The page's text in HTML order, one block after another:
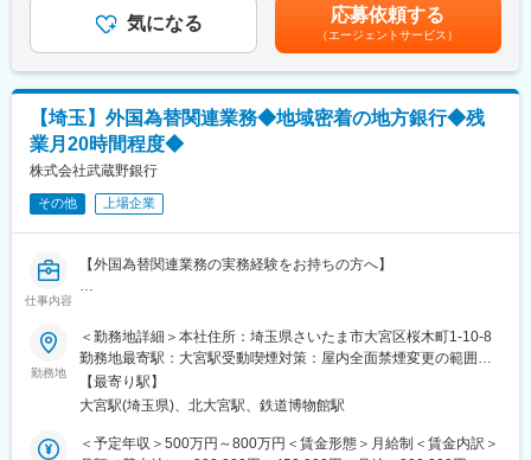
皆さまに信頼され選ばれ続ける銀行であるために、お客さまの期
待を超えるサービス提供をしていく必要があります。
変更の範囲：【変更の範囲：原則変更なし。ただし、本人同意が
ある場合を除く】
リスク統括グループ：ライン長１名 調査役１名 主任１名 担
当者２名
※採用後1年間は行員に準ずる嘱託採用
※1年後に正行員登用を想定。ただし評価等により変わる可能性有
り。
契約更新：有
契約更新の判断：勤務実績・勤務態度・健康状態による。
■企業魅力
ョン「MCP（Musashino mirai-Creation Plan）」を策定し、「地
域・お客さまの期待を超える存在へ」「組織・従業員の力を最大
化」を基本方針として、地域の課題解決や活性化に取り組んでい
ます。
変更の範囲：会社の定める業務
気になる 応募依頼する
（エージェントサービス）
【埼玉】外国為替関連業務◆地域密着の地方銀行◆残
業月20時間程度◆
株式会社武蔵野銀行
その他 上場企業
仕事内容
【外国為替関連業務の実務経験をお持ちの方へ】
＜営業店支援・外為オペレーションの統括＞
・営業店のお客さまの外国為替関連オペレーションの実施、営業
店からの照会や相談への対応
＜外国為替業務、AML/CFTリスク管理・体制構築＞
・外国為替やAML関連法規、金融庁ガイドラインに基づいた、社
内規定や各種マニュアルの制定・改定
勤務地
＜勤務地詳細＞本社住所：埼玉県さいたま市大宮区桜木町1-10-8
勤務地最寄駅：大宮駅受動喫煙対策：屋内全面禁煙変更の範囲：
会社の定める事業所
【最寄り駅】
大宮駅(埼玉県)、北大宮駅、鉄道博物館駅
＜予定年収＞500万円～800万円＜賃金形態＞月給制＜賃金内訳＞